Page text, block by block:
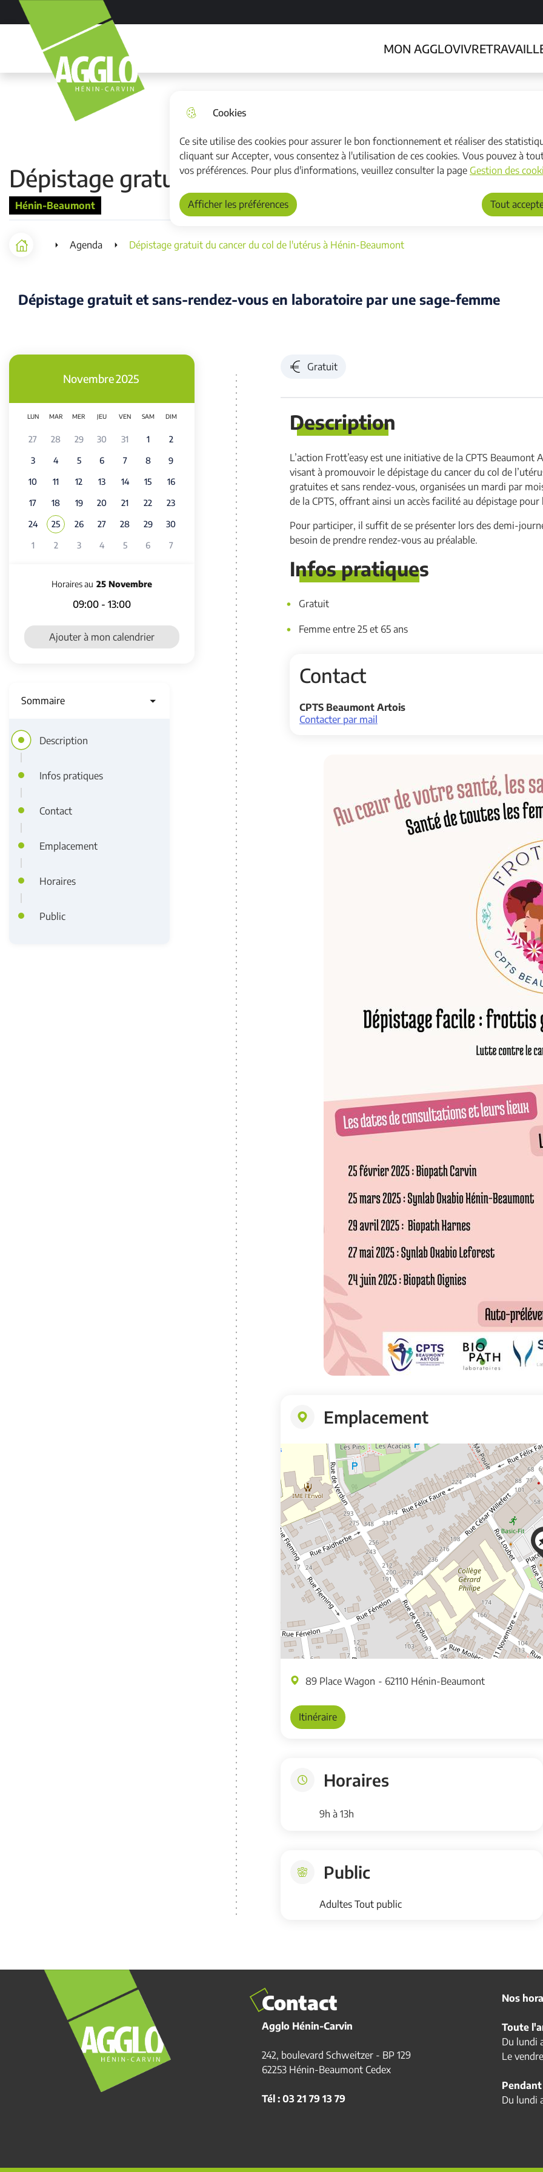
Cookies
Ce site utilise des cookies pour assurer le bon fonctionnement et réaliser des
cliquant sur Accepter, vous consentez à l'utilisation de ces cookies. Vous pouvez à
vos préférences. Pour plus d'informations, veuillez consulter la page Gestion des
Afficher les préférences Tout
Aller au menu Aller à la recherche Aller au contenu principal Consulter le plan du site
Menu principal
a
v
a
t
n
i
p
a
l
e
MON AGGLOVIVRE
Dépistage gratuit du cancer du col de l'utérus à
Hénin-Beaumont
F
A
Accueil Agenda Dépistage gratuit du cancer du col de l'utérus à Hénin-Beaumont
Dépistage gratuit et sans-rendez-vous en laboratoire par une sage-femme
Novembre2025
LUN MAR MER JEU VEN SAM DIM
27 28 29 30 31 1 2
3 4 5 6 7 8 9
10 11 12 13 14 15 16
17 18 19 20 21 22 23
24 Voir tous les événements de
25Novembre 2025
26 27 28 29 30
1 2 3 4 5 6 7
Horaires au 25 Novembre
Horaires au 25 Novembre 2025
09:00 - 13:00
Ajouter à mon calendrier
Sommaire
Description
Infos pratiques
Contact
Emplacement
Horaires
Public
Gratuit
Description
L’action Frott’easy est une initiative de la CPTS
visant à promouvoir le dépistage du cancer du col de
gratuites et sans rendez-vous, organisées un mardi par
de la CPTS, offrant ainsi un accès facilité au dépistage
Pour participer, il suffit de se présenter lors des demi-
besoin de prendre rendez-vous au préalable.
Infos pratiques
Gratuit
Femme entre 25 et 65 ans
Contact
CPTS Beaumont Artois
Contacter par mail
Emplacement
−
89 Place Wagon - 62110 Hénin-Beaumont
Itinéraire
Horaires
9h à 13h
Public
Adultes Tout public
Contact
Agglo Hénin-Carvin
242, boulevard Schweitzer - BP 129
62253 Hénin-Beaumont Cedex
Tél : 03 21 79 13 79
Nos
Toute
Du lundi
Le
Pendant
Du lundi